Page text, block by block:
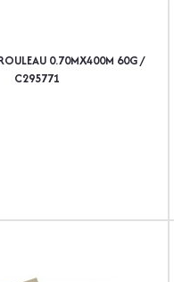
0.70MX400M 60G /
C295771